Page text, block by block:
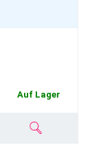
Auf Lager